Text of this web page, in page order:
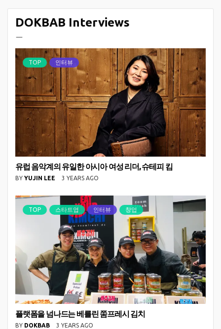
DOKBAB Interviews
ㅡ
TOP 인터뷰
유럽 음악계의 유일한 아시아 여성 리더, 슈테피 킴
BY YUJIN LEE 3 YEARS AGO
TOP 스타트업 인터뷰 창업
플랫폼을 넘나드는 베를린 쭘프레시 김치
BY DOKBAB 3 YEARS AGO